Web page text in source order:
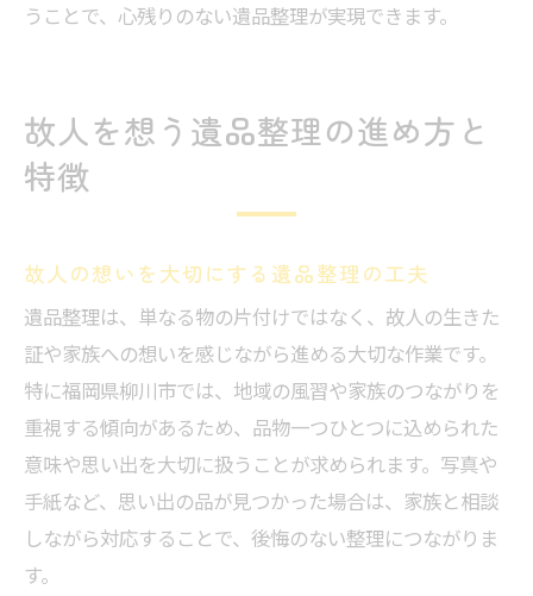
うことで、心残りのない遺品整理が実現できます。
故人を想う遺品整理の進め方と
特徴
故人の想いを大切にする遺品整理の工夫
遺品整理は、単なる物の片付けではなく、故人の生きた
証や家族への想いを感じながら進める大切な作業です。
特に福岡県柳川市では、地域の風習や家族のつながりを
重視する傾向があるため、品物一つひとつに込められた
意味や思い出を大切に扱うことが求められます。写真や
手紙など、思い出の品が見つかった場合は、家族と相談
しながら対応することで、後悔のない整理につながりま
す。